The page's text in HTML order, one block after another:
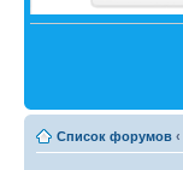
Список форумов ‹